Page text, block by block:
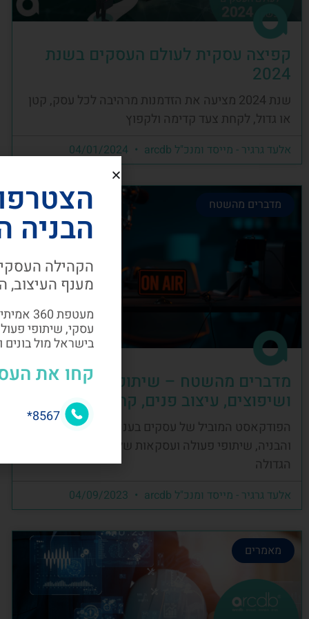
קפיצה עסקית לעולם העסקים בשנת
2024
שנת 2024 מציעה את הזדמנות מרהיבה לכל עסק, קטן
או גדול, לקחת צעד קדימה ולקפוץ
אלעד גרגיר - מייסד ומנכ"ל arcdb
מדברים מהשטח
מדברים מהשטח – שיתופי פעולה, בניה
ושיפוצים, עיצוב פנים, קהילה ועסקים
הפודקאסט המוביל של עסקים בענף העיצוב, השיפוץ
והבניה, שיתופי פעולה ועסקאות של קהילת הבניה
הגדולה
אלעד גרגיר - מייסד ומנכ"ל arcdb
מאמרים
הבניה
הקהילה
מענף העיצוב,
מעטפת
עסקי, שיתופי
בישראל מול
קחו את
8567*